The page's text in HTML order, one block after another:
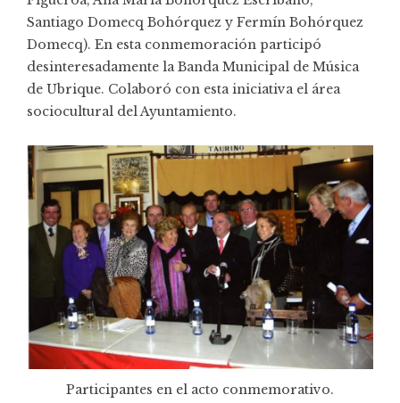
Santiago Domecq Bohórquez y Fermín Bohórquez
Domecq). En esta conmemoración participó
desinteresadamente la Banda Municipal de Música
de Ubrique. Colaboró con esta iniciativa el área
sociocultural del Ayuntamiento.
Participantes en el acto conmemorativo.